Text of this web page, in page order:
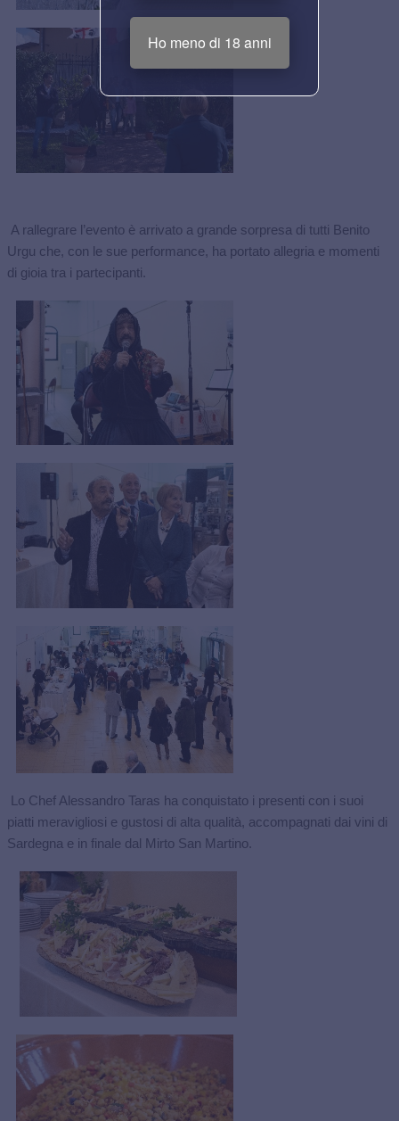
A rallegrare l’evento è arrivato a grande sorpresa di tutti Benito
Urgu che, con le sue performance, ha portato allegria e momenti
di gioia tra i partecipanti.
Lo Chef Alessandro Taras ha conquistato i presenti con i suoi
piatti meravigliosi e gustosi di alta qualità, accompagnati dai vini di
Sardegna e in finale dal Mirto San Martino.
Ho meno di 18 anni